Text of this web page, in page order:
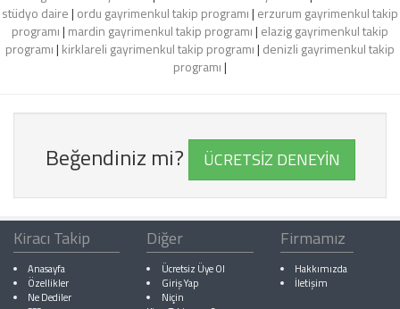
stüdyo daire| ordu gayrimenkul takip programı| erzurum gayrimenkul takip
programı| mardin gayrimenkul takip programı| elazig gayrimenkul takip
programı| kirklareli gayrimenkul takip programı| denizli gayrimenkul takip
programı|
Beğendiniz mi? ÜCRETSİZ DENEYİN
Kiracı Takip
Anasayfa
Özellikler
Ne Dediler
Diğer
Ücretsiz Üye Ol
Giriş Yap
Niçin
Firmamız
Hakkımızda
İletişim